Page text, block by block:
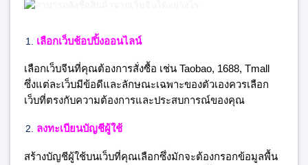
เลือกเว็บช้อปปิ้งออนไลน์
เลือกเว็บจีนที่คุณต้องการสั่งซื้อ เช่น Taobao, 1688, Tmall
ซึ่งแต่ละเว็บมีข้อดีและลักษณะเฉพาะของตัวเองควรเลือก
เว็บที่ตรงกับความต้องการและประสบการณ์ของคุณ
ลงทะเบียนบัญชีผู้ใช้
สร้างบัญชีผู้ใช้บนเว็บที่คุณเลือกซึ่งมักจะต้องกรอกข้อมูลพื้น